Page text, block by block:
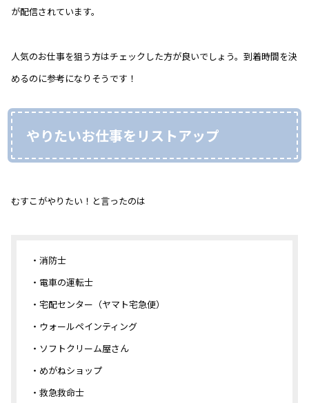
が配信されています。
人気のお仕事を狙う方はチェックした方が良いでしょう。到着時間を決
めるのに参考になりそうです！
やりたいお仕事をリストアップ
むすこがやりたい！と言ったのは
・消防士
・電車の運転士
・宅配センター（ヤマト宅急便）
・ウォールペインティング
・ソフトクリーム屋さん
・めがねショップ
・救急救命士